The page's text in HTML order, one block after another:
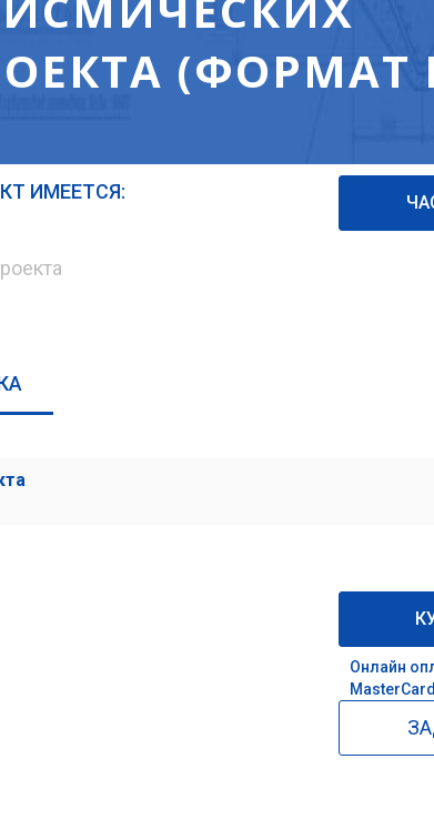
(ФОРМАТ
ИМЕЕТСЯ:
Онлайн
MasterCard